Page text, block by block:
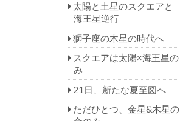
太陽と土星のスクエアと
海王星逆行
獅子座の木星の時代へ
スクエアは太陽×海王星の
み
21日、新たな夏至図へ
ただひとつ、金星&木星の